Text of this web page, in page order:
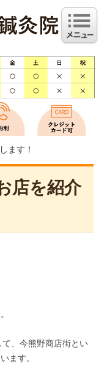
ます！
店を紹介
、今熊野商店街とい
ます。